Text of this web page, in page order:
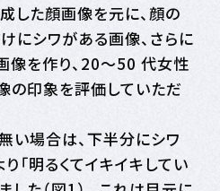
した顔画像を元に、顔の
にシワがある画像、さらに
像を作り、20～50 代女性
の印象を評価していただ
い場合は、下半分にシワ
「明るくてイキイキしてい